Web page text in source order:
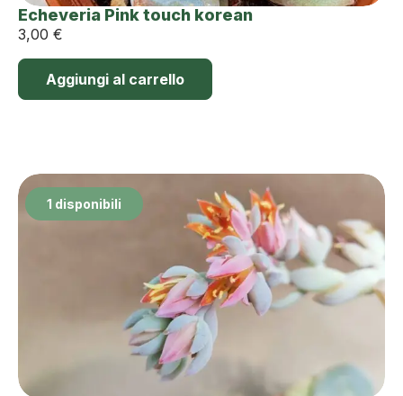
Echeveria Pink touch korean
3,00 €
Aggiungi al carrello
1 disponibili